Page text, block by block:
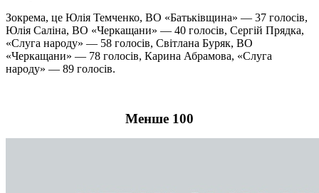
Зокрема, це Юлія Темченко, ВО «Батьківщина» — 37 голосів,
Юлія Саліна, ВО «Черкащани» — 40 голосів, Сергій Прядка,
«Слуга народу» — 58 голосів, Світлана Буряк, ВО
«Черкащани» — 78 голосів, Карина Абрамова, «Слуга
народу» — 89 голосів.
Менше 100